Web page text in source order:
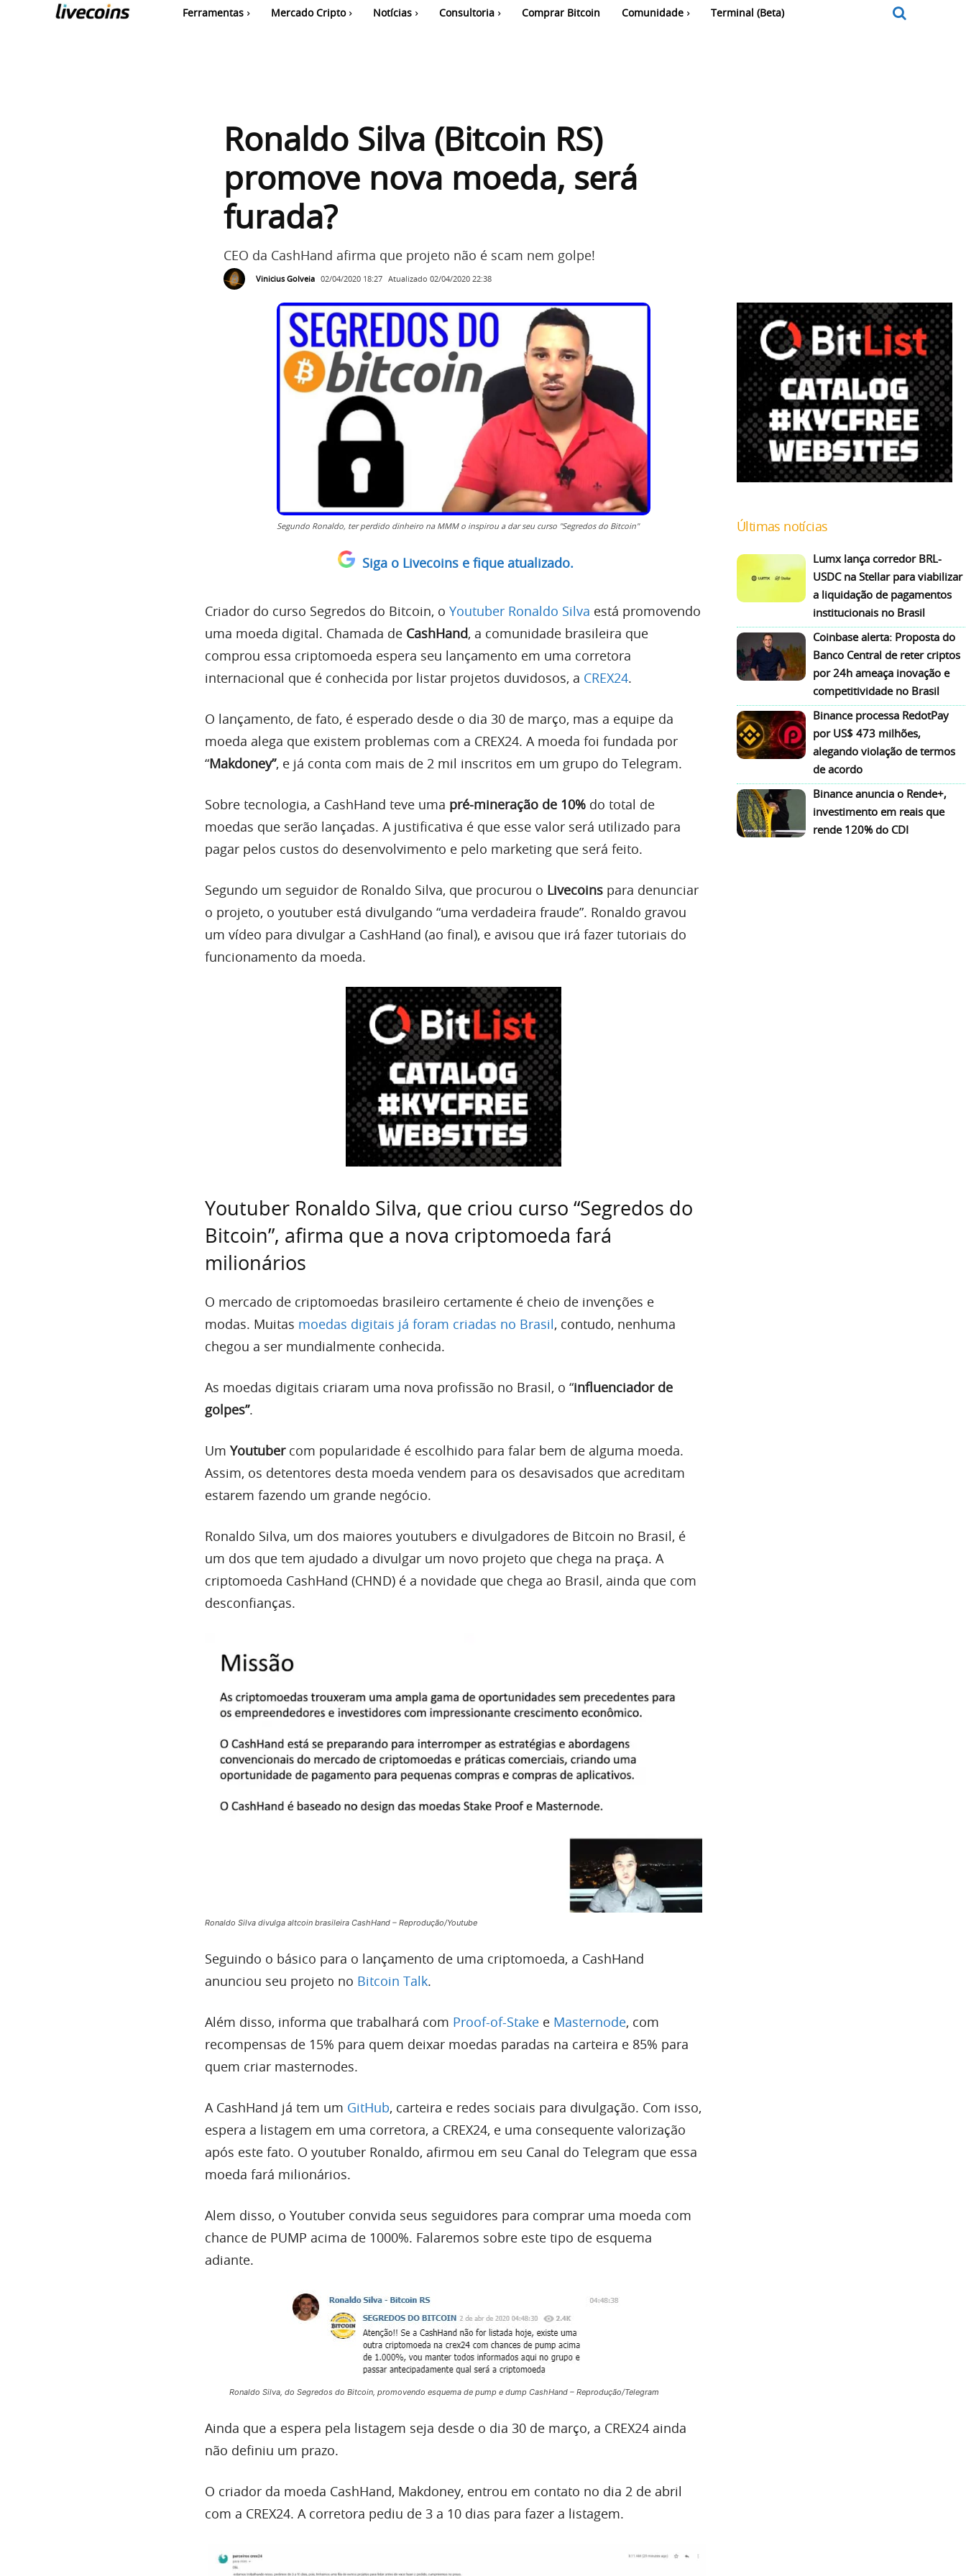
Ferramentas Mercado Cripto Notícias Consultoria Comprar Bitcoin Comunidade Terminal (Beta)
Ronaldo Silva (Bitcoin RS)
promove nova moeda, será
furada?
CEO da CashHand afirma que projeto não é scam nem golpe!
Vinicius Golveia 02/04/2020 18:27 Atualizado 02/04/2020 22:38
Segundo Ronaldo, ter perdido dinheiro na MMM o inspirou a dar seu curso "Segredos do Bitcoin"
Siga o Livecoins e fique atualizado.
Criador do curso Segredos do Bitcoin, o Youtuber Ronaldo Silva está promovendo
uma moeda digital. Chamada de CashHand, a comunidade brasileira que
comprou essa criptomoeda espera seu lançamento em uma corretora
internacional que é conhecida por listar projetos duvidosos, a CREX24.
O lançamento, de fato, é esperado desde o dia 30 de março, mas a equipe da
moeda alega que existem problemas com a CREX24. A moeda foi fundada por
“Makdoney”, e já conta com mais de 2 mil inscritos em um grupo do Telegram.
Sobre tecnologia, a CashHand teve uma pré-mineração de 10% do total de
moedas que serão lançadas. A justificativa é que esse valor será utilizado para
pagar pelos custos do desenvolvimento e pelo marketing que será feito.
Segundo um seguidor de Ronaldo Silva, que procurou o Livecoins para denunciar
o projeto, o youtuber está divulgando “uma verdadeira fraude”. Ronaldo gravou
um vídeo para divulgar a CashHand (ao final), e avisou que irá fazer tutoriais do
funcionamento da moeda.
Youtuber Ronaldo Silva, que criou curso “Segredos do
Bitcoin”, afirma que a nova criptomoeda fará
milionários
O mercado de criptomoedas brasileiro certamente é cheio de invenções e
modas. Muitas moedas digitais já foram criadas no Brasil, contudo, nenhuma
chegou a ser mundialmente conhecida.
As moedas digitais criaram uma nova profissão no Brasil, o “influenciador de
golpes”.
Um Youtubercom popularidade é escolhido para falar bem de alguma moeda.
Assim, os detentores desta moeda vendem para os desavisados que acreditam
estarem fazendo um grande negócio.
Ronaldo Silva, um dos maiores youtubers e divulgadores de Bitcoin no Brasil, é
um dos que tem ajudado a divulgar um novo projeto que chega na praça. A
criptomoeda CashHand (CHND) é a novidade que chega ao Brasil, ainda que com
desconfianças.
Ronaldo Silva divulga altcoin brasileira CashHand – Reprodução/Youtube
Seguindo o básico para o lançamento de uma criptomoeda, a CashHand
anunciou seu projeto no Bitcoin Talk.
Além disso, informa que trabalhará com Proof-of-Stake e Masternode, com
recompensas de 15% para quem deixar moedas paradas na carteira e 85% para
quem criar masternodes.
A CashHand já tem um GitHub, carteira e redes sociais para divulgação. Com isso,
espera a listagem em uma corretora, a CREX24, e uma consequente valorização
após este fato. O youtuber Ronaldo, afirmou em seu Canal do Telegram que essa
moeda fará milionários.
Alem disso, o Youtuber convida seus seguidores para comprar uma moeda com
chance de PUMP acima de 1000%. Falaremos sobre este tipo de esquema
adiante.
Ronaldo Silva, do Segredos do Bitcoin, promovendo esquema de pump e dump CashHand – Reprodução/Telegram
Ainda que a espera pela listagem seja desde o dia 30 de março, a CREX24 ainda
não definiu um prazo.
O criador da moeda CashHand, Makdoney, entrou em contato no dia 2 de abril
com a CREX24. A corretora pediu de 3 a 10 dias para fazer a listagem.
Últimas notícias
Lumx lança corredor BRL-
USDC na Stellar para viabilizar
a liquidação de pagamentos
institucionais no Brasil
Coinbase alerta: Proposta do
Banco Central de reter criptos
por 24h ameaça inovação e
competitividade no Brasil
Binance processa RedotPay
por US$ 473 milhões,
alegando violação de termos
de acordo
Binance anuncia o Rende+,
investimento em reais que
rende 120% do CDI